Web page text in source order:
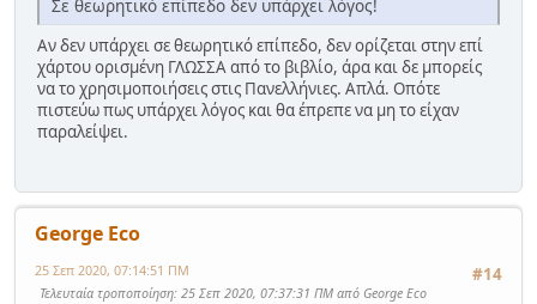
Σε θεωρητικό επίπεδο δεν υπάρχει λόγος!
Αν δεν υπάρχει σε θεωρητικό επίπεδο, δεν ορίζεται στην επί
χάρτου ορισμένη ΓΛΩΣΣΑ από το βιβλίο, άρα και δε μπορείς
να το χρησιμοποιήσεις στις Πανελλήνιες. Απλά. Οπότε
πιστεύω πως υπάρχει λόγος και θα έπρεπε να μη το είχαν
παραλείψει.
George Eco
#14
25 Σεπ 2020, 07:14:51 ΠΜ
Τελευταία τροποποίηση: 25 Σεπ 2020, 07:37:31 ΠΜ από George Eco